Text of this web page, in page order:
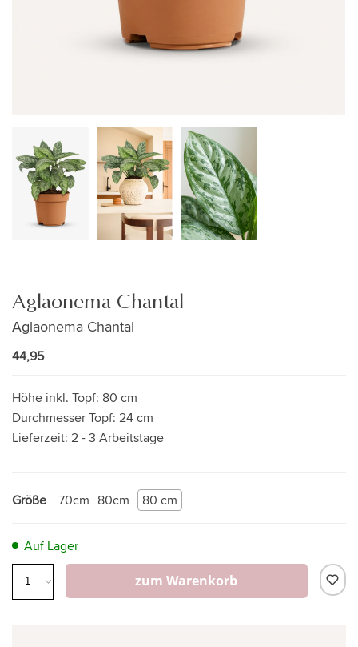
Aglaonema Chantal
Aglaonema Chantal
44,95
Höhe inkl. Topf: 80 cm
Durchmesser Topf: 24 cm
Lieferzeit: 2 - 3 Arbeitstage
Größe 80cm 80 cm
70cm
Auf Lager
zum Warenkorb